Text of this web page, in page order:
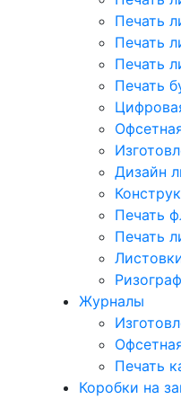
Печать
Печать
Печать
Печать
Дизайн
Печать
Печать
Журналы
Печать
Коробки на